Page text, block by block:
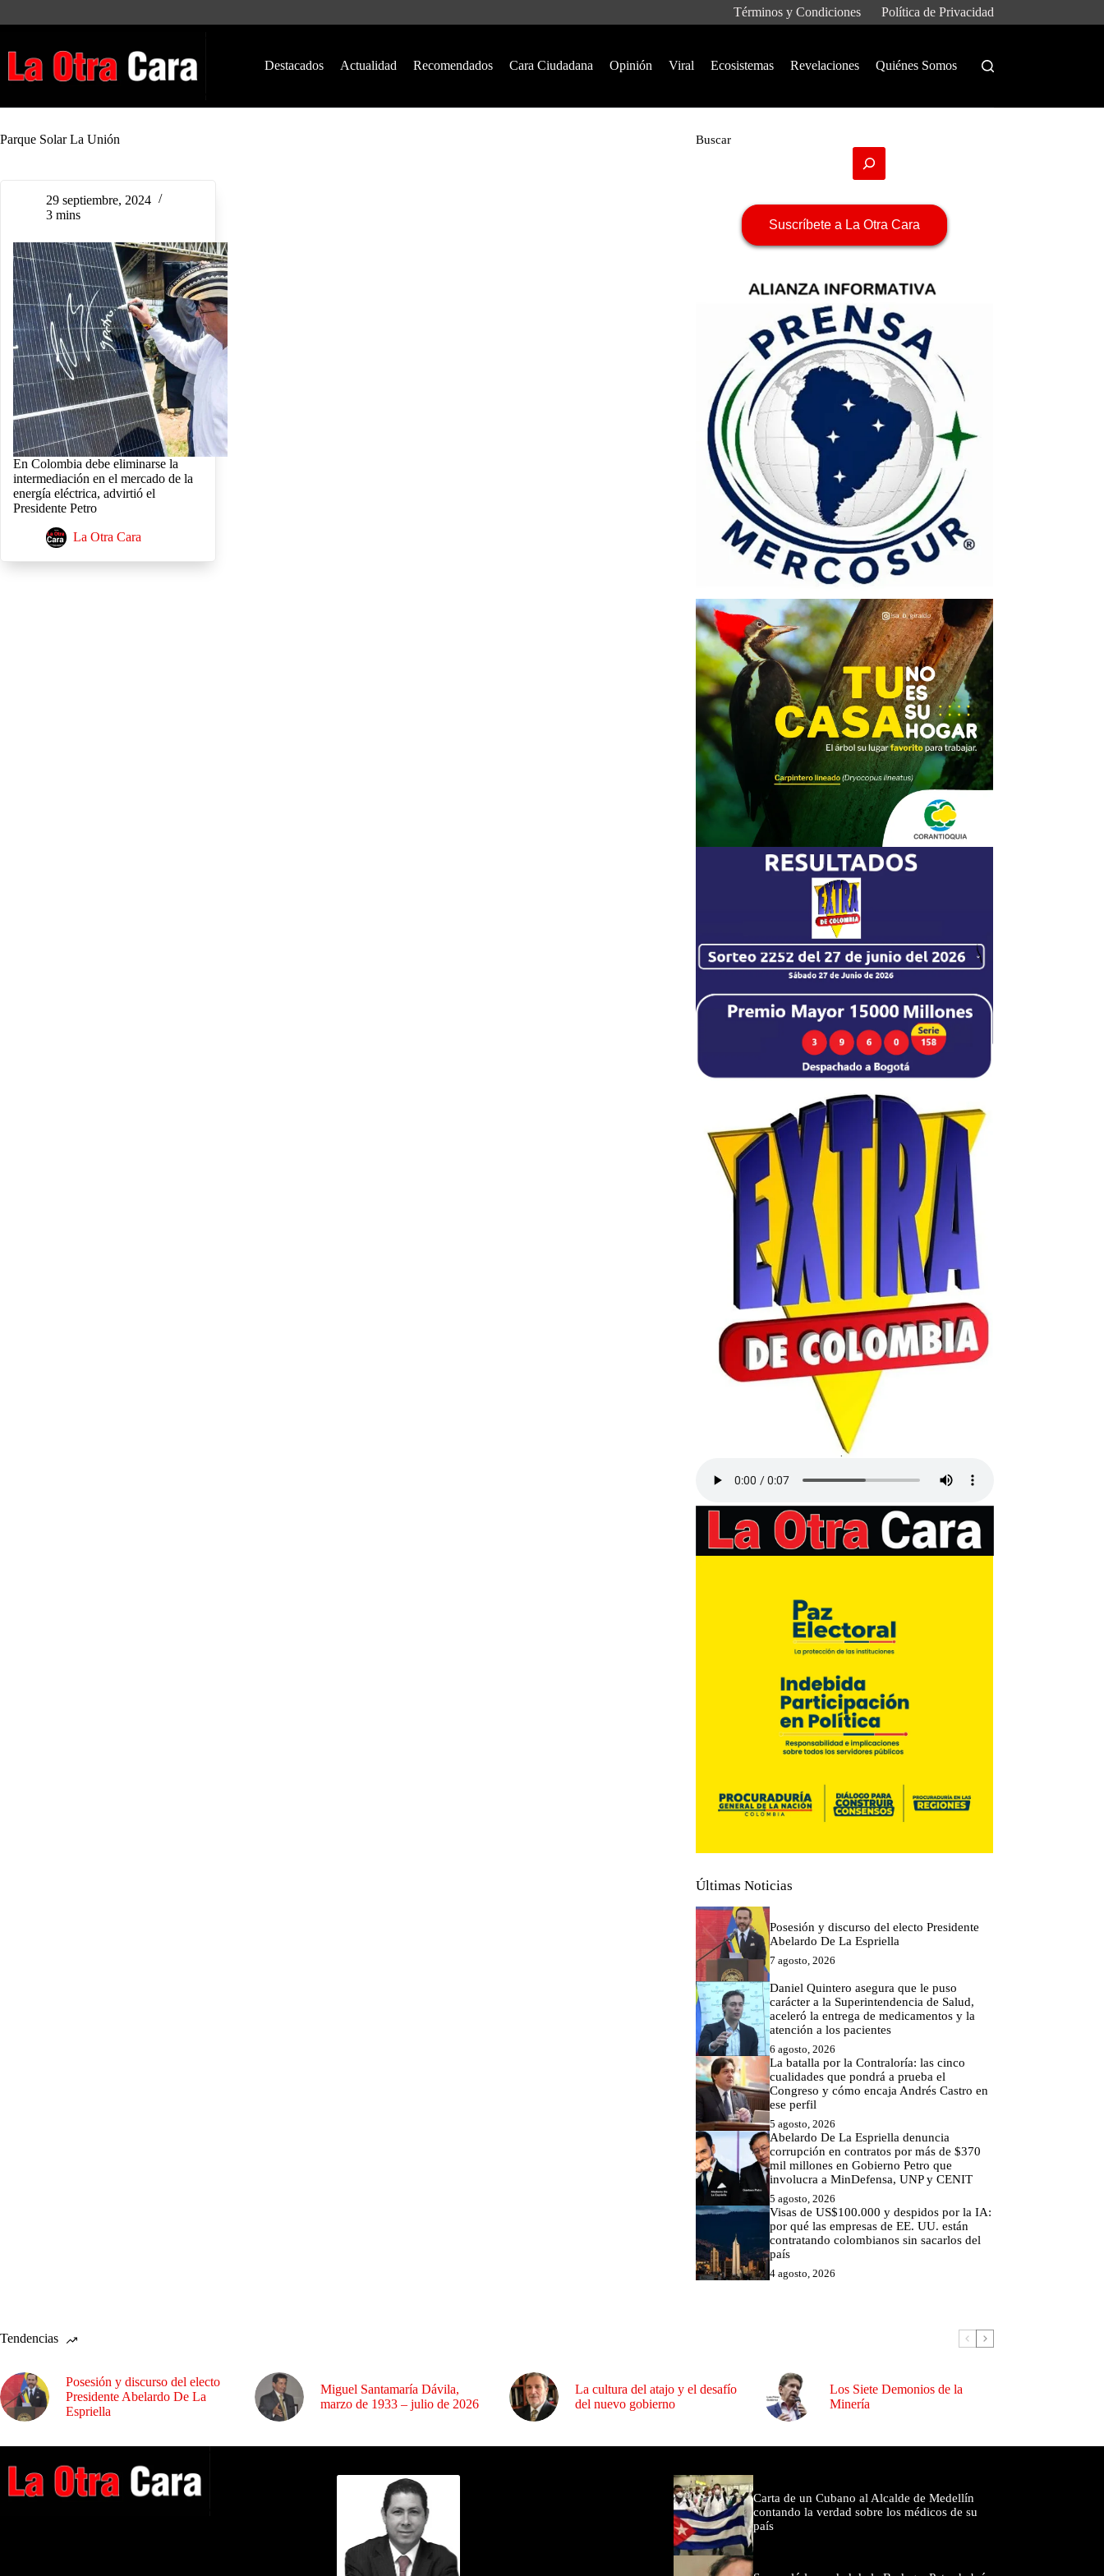
Términos y Condiciones Política de Privacidad
Destacados Actualidad Recomendados Cara Ciudadana Opinión Viral Ecosistemas Revelaciones Quiénes Somos
Parque Solar La Unión
29 septiembre, 2024
3 mins
En Colombia debe eliminarse la
intermediación en el mercado de la
energía eléctrica, advirtió el
Presidente Petro
La Otra Cara
Buscar
Suscríbete a La Otra Cara
Últimas Noticias
Posesión y discurso del electo Presidente
Abelardo De La Espriella
7 agosto, 2026
Daniel Quintero asegura que le puso
carácter a la Superintendencia de Salud,
aceleró la entrega de medicamentos y la
atención a los pacientes
6 agosto, 2026
La batalla por la Contraloría: las cinco
cualidades que pondrá a prueba el
Congreso y cómo encaja Andrés Castro en
ese perfil
5 agosto, 2026
Abelardo De La Espriella denuncia
corrupción en contratos por más de $370
mil millones en Gobierno Petro que
involucra a MinDefensa, UNP y CENIT
5 agosto, 2026
Visas de US$100.000 y despidos por la IA:
por qué las empresas de EE. UU. están
contratando colombianos sin sacarlos del
país
4 agosto, 2026
Tendencias
Posesión y discurso del electo
Presidente Abelardo De La
Espriella
Miguel Santamaría Dávila,
marzo de 1933 – julio de 2026
La cultura del atajo y el desafío
del nuevo gobierno
Los Siete Demonios de la
Minería
Carta de un Cubano al Alcalde de Medellín
contando la verdad sobre los médicos de su
país